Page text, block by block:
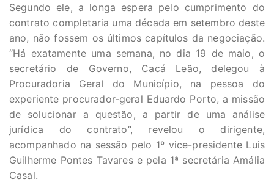
Segundo ele, a longa espera pelo cumprimento do
contrato completaria uma década em setembro deste
ano, não fossem os últimos capítulos da negociação.
“Há exatamente uma semana, no dia 19 de maio, o
secretário de Governo, Cacá Leão, delegou à
Procuradoria Geral do Município, na pessoa do
experiente procurador-geral Eduardo Porto, a missão
de solucionar a questão, a partir de uma análise
jurídica do contrato”, revelou o dirigente,
acompanhado na sessão pelo 1º vice-presidente Luis
Guilherme Pontes Tavares e pela 1ª secretária Amália
Casal.